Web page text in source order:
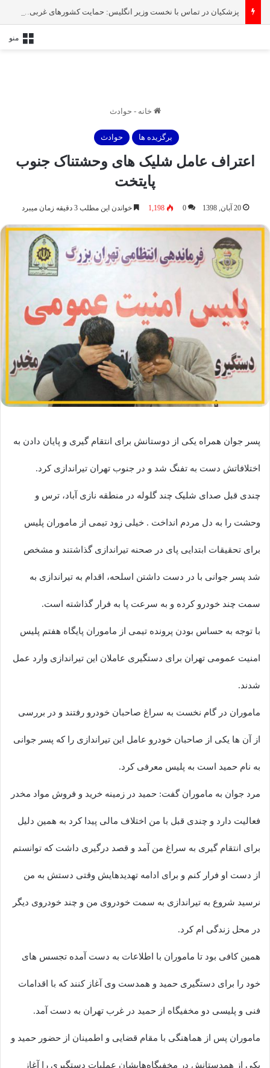
پزشکیان در تماس با نخست‌ وزیر انگلیس: حمایت کشور‌های غربی از رژیم صهیونیستی امنیت منطقه و جهان را به خطر انداخته است
منو
خانه - حوادث
برگزیده ها حوادث
اعتراف عامل شلیک های وحشتناک جنوب
پایتخت
20 آبان, 1398 0
1,198 خواندن این مطلب 3 دقیقه زمان میبرد
پسر جوان همراه یکی از دوستانش برای انتقام گیری و پایان دادن به
اختلافاتش دست به تفنگ شد و در جنوب تهران تیراندازی کرد.
چندی قبل صدای شلیک چند گلوله در منطقه نازی آباد، ترس و
وحشت را به دل مردم انداخت . خیلی زود تیمی از ماموران پلیس
برای تحقیقات ابتدایی پای در صحنه تیراندازی گذاشتند و مشخص
شد پسر جوانی با در دست داشتن اسلحه، اقدام به تیراندازی به
سمت چند خودرو کرده و به سرعت پا به فرار گذاشته است.
با توجه به حساس بودن پرونده تیمی از ماموران پایگاه هفتم پلیس
امنیت عمومی تهران برای دستگیری عاملان این تیراندازی وارد عمل
شدند.
ماموران در گام نخست به سراغ صاحبان خودرو رفتند و در بررسی
از آن ها یکی از صاحبان خودرو عامل این تیراندازی را که پسر جوانی
به نام حمید است به پلیس معرفی کرد.
مرد جوان به ماموران گفت: حمید در زمینه خرید و فروش مواد مخدر
فعالیت دارد و چندی قبل با من اختلاف مالی پیدا کرد به همین دلیل
برای انتقام گیری به سراغ من آمد و قصد درگیری داشت که توانستم
از دست او فرار کنم و برای ادامه تهدیدهایش وقتی دستش به من
نرسید شروع به تیراندازی به سمت خودروی من و چند خودروی دیگر
در محل زندگی ام کرد.
همین کافی بود تا ماموران با اطلاعات به دست آمده تجسس های
خود را برای دستگیری حمید و همدست وی آغاز کنند که با اقدامات
فنی و پلیسی دو مخفیگاه از حمید در غرب تهران به دست آمد.
ماموران پس از هماهنگی با مقام قضایی و اطمینان از حضور حمید و
یکی از همدستانش در مخفیگاه‌هایشان عملیات دستگیری را آغاز